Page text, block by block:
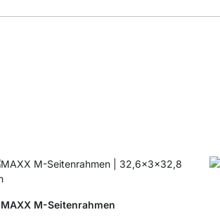
MAXX M-Seitenrahmen